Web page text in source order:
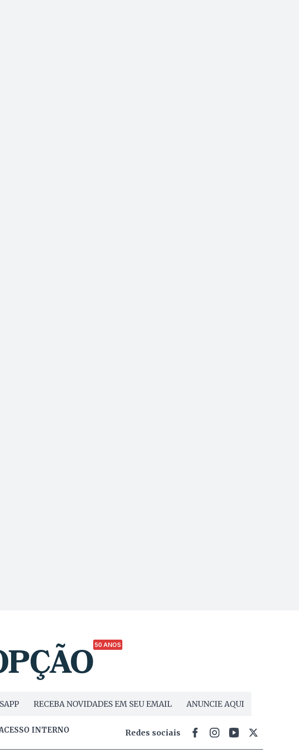
50 ANOS
RECEBA NOVIDADES EM SEU EMAIL ANUNCIE AQUI
INTERNO Redes sociais